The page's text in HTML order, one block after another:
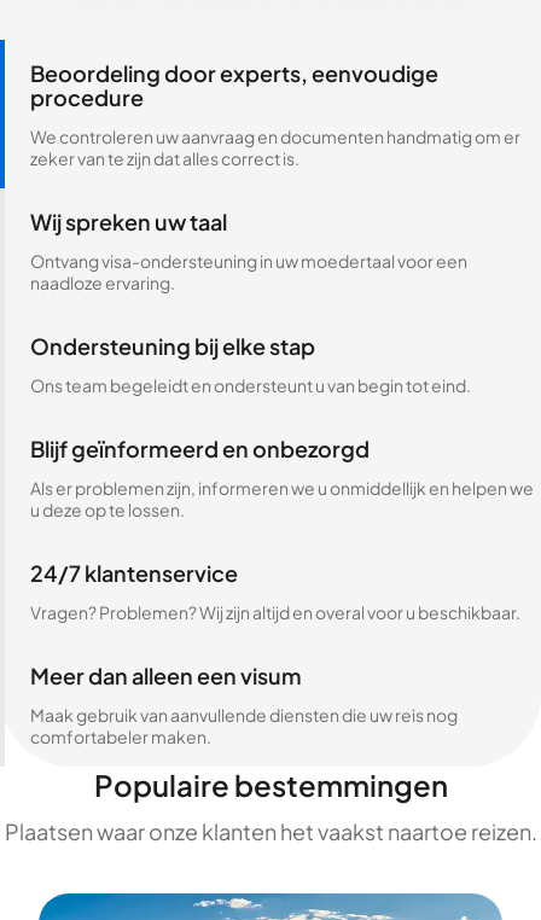
Beoordeling door experts, eenvoudige
procedure
We controleren uw aanvraag en documenten handmatig om er
zeker van te zijn dat alles correct is.
Wij spreken uw taal
Ontvang visa-ondersteuning in uw moedertaal voor een
naadloze ervaring.
Ondersteuning bij elke stap
Ons team begeleidt en ondersteunt u van begin tot eind.
Blijf geïnformeerd en onbezorgd
Als er problemen zijn, informeren we u onmiddellijk en helpen we
u deze op te lossen.
24/7 klantenservice
Vragen? Problemen? Wij zijn altijd en overal voor u beschikbaar.
Meer dan alleen een visum
Maak gebruik van aanvullende diensten die uw reis nog
comfortabeler maken.
Populaire bestemmingen
Plaatsen waar onze klanten het vaakst naartoe reizen.